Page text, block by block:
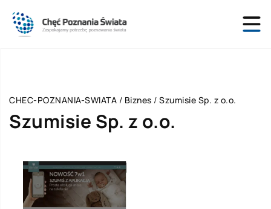
CHEC-POZNANIA-SWIATA / Biznes / Szumisie Sp. z o.o.
Szumisie Sp. z o.o.